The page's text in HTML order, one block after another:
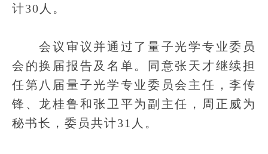
计30人。
会议审议并通过了量子光学专业委员
会的换届报告及名单。同意张天才继续担
任第八届量子光学专业委员会主任，李传
锋、龙桂鲁和张卫平为副主任，周正威为
秘书长，委员共计31人。